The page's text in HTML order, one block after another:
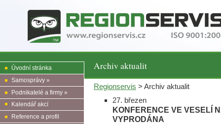
Archiv aktualit
Úvodní stránka
Samosprávy »
Podnikatelé a firmy »
Kalendář akcí
Reference a profil
Regionservis > Archiv aktualit
27. březen
KONFERENCE VE VESELÍ
VYPRODÁNA